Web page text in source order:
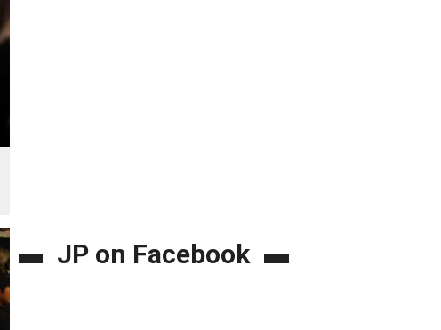
JP on Facebook